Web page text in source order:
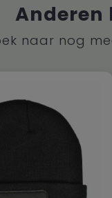
Anderen
naar nog